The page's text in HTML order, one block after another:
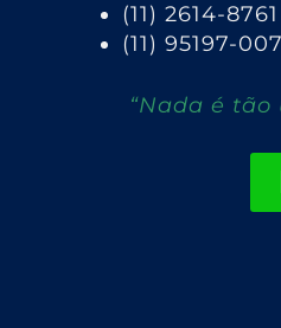
(11) 2614-8761
(11) 95197-
“Nada é